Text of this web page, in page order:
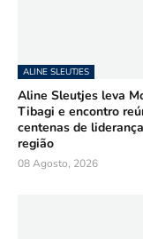
ALINE SLEUTJES
Aline Sleutjes leva
Tibagi e encontro
centenas de
região
08 Agosto, 2026